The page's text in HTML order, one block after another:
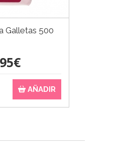
Galletas 500
AÑADIR